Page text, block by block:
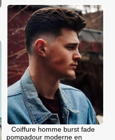
Coiffure homme burst fade
pompadour moderne en